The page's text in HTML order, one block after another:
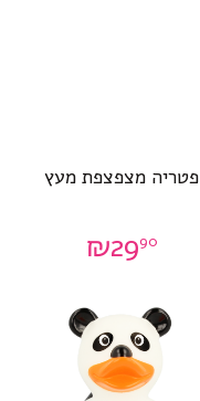
פטריה מצפצפת מעץ
₪2990